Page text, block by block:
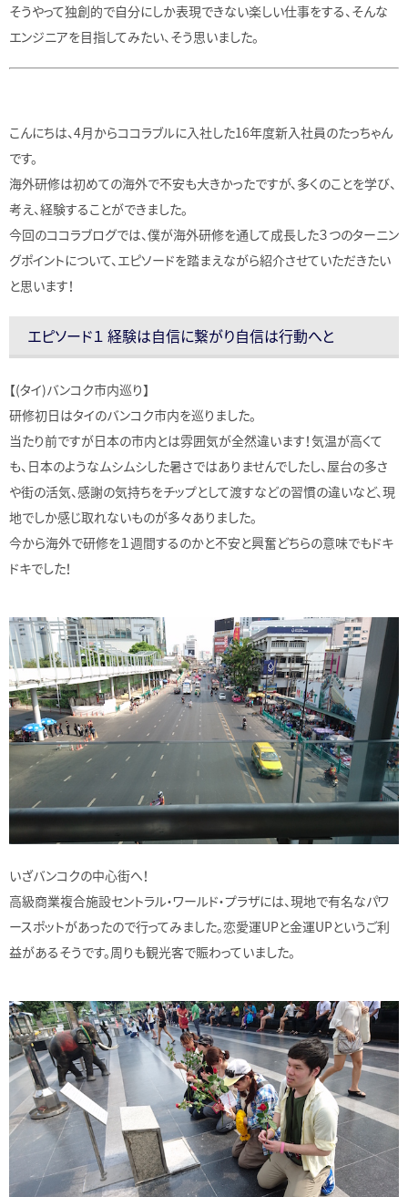
そうやって独創的で自分にしか表現できない楽しい仕事をする、そんな
エンジニアを目指してみたい、そう思いました。
こんにちは、4月からココラブルに入社した16年度新入社員のたっちゃん
です。
海外研修は初めての海外で不安も大きかったですが、多くのことを学び、
考え、経験することができました。
今回のココラブログでは、僕が海外研修を通して成長した３つのターニン
グポイントについて、エピソードを踏まえながら紹介させていただきたい
と思います！
エピソード１ 経験は自信に繋がり自信は行動へと
【(タイ)バンコク市内巡り】
研修初日はタイのバンコク市内を巡りました。
当たり前ですが日本の市内とは雰囲気が全然違います！気温が高くて
も、日本のようなムシムシした暑さではありませんでしたし、屋台の多さ
や街の活気、感謝の気持ちをチップとして渡すなどの習慣の違いなど、現
地でしか感じ取れないものが多々ありました。
今から海外で研修を１週間するのかと不安と興奮どちらの意味でもドキ
ドキでした！
いざバンコクの中心街へ！
高級商業複合施設セントラル・ワールド・プラザには、現地で有名なパワ
ースポットがあったので行ってみました。恋愛運UPと金運UPというご利
益があるそうです。周りも観光客で賑わっていました。